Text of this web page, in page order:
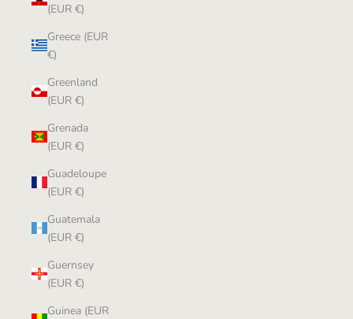
(EUR €)
Greece (EUR
€)
Greenland
(EUR €)
Grenada
(EUR €)
Guadeloupe
(EUR €)
Guatemala
(EUR €)
Guernsey
(EUR €)
Guinea (EUR